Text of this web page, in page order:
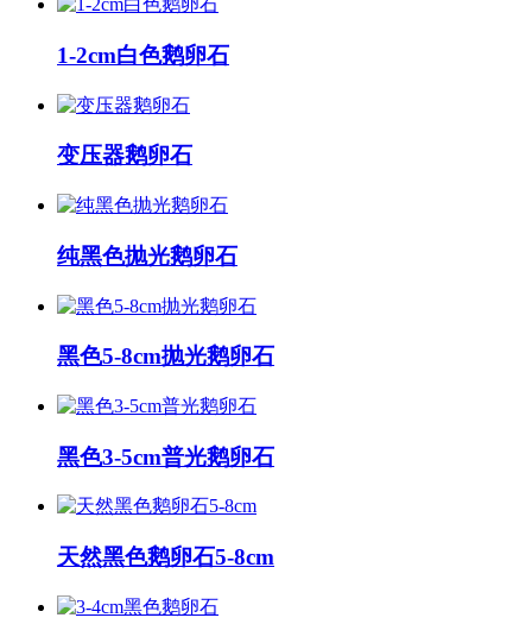
1-2cm白色鹅卵石
变压器鹅卵石
纯黑色抛光鹅卵石
黑色5-8cm抛光鹅卵石
黑色3-5cm普光鹅卵石
天然黑色鹅卵石5-8cm